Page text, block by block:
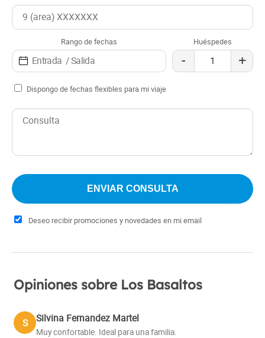
Cabañas Los Basaltos también recibe mascotas,
permitiendo que cada huésped pueda disfrutar de
Caviahue acompañado de su compañero de viaje
favorito.
Rango de fechas Huéspedes
- +
Dispongo de fechas flexibles para mi viaje
Deseo recibir promociones y novedades en mi email
Opiniones sobre Los Basaltos
S Silvina Fernandez Martel
Muy confortable. Ideal para una familia.